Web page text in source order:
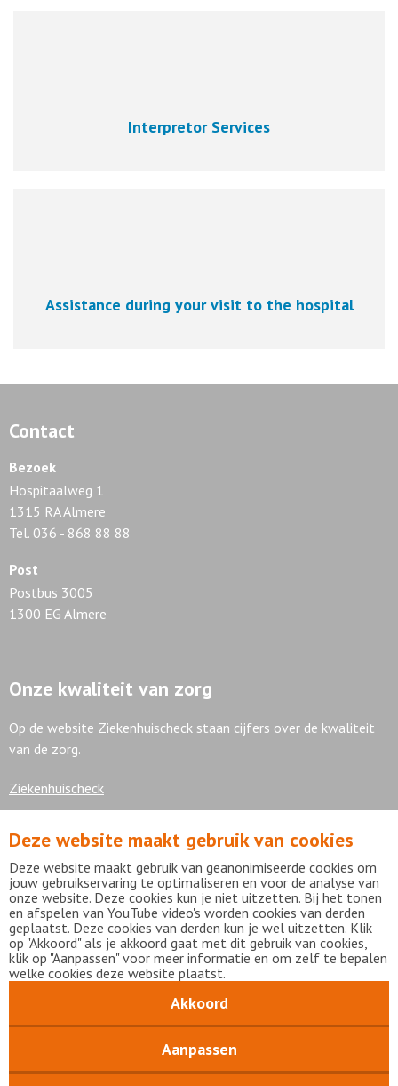
Interpretor Services
Assistance during your visit to the hospital
Contact
Bezoek
Hospitaalweg 1
1315 RA Almere
Tel. 036 - 868 88 88
Post
Postbus 3005
1300 EG Almere
Onze kwaliteit van zorg
Op de website Ziekenhuischeck staan cijfers over de kwaliteit
van de zorg.
Ziekenhuischeck
7,9
Bekijk alle waarderingen
DisclaimerPrivacy statementmijnFlevoziekenhuis
Copyright Flevoziekenhuis 2026
Deze website maakt gebruik van cookies
Deze website maakt gebruik van geanonimiseerde cookies om
jouw gebruikservaring te optimaliseren en voor de analyse van
onze website. Deze cookies kun je niet uitzetten. Bij het tonen
en afspelen van YouTube video's worden cookies van derden
geplaatst. Deze cookies van derden kun je wel uitzetten. Klik
op "Akkoord" als je akkoord gaat met dit gebruik van cookies,
klik op "Aanpassen" voor meer informatie en om zelf te bepalen
welke cookies deze website plaatst.
Akkoord
Aanpassen